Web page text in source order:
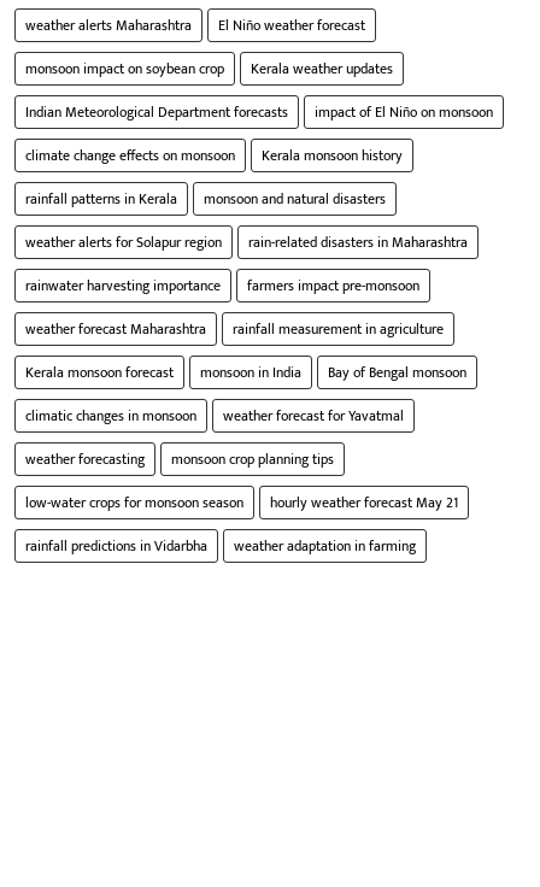
weather alerts Maharashtra
El Niño weather forecast
monsoon impact on soybean crop
Kerala weather updates
Indian Meteorological Department forecasts
impact of El Niño on monsoon
climate change effects on monsoon
Kerala monsoon history
rainfall patterns in Kerala
monsoon and natural disasters
weather alerts for Solapur region
rain-related disasters in Maharashtra
rainwater harvesting importance
farmers impact pre-monsoon
weather forecast Maharashtra
rainfall measurement in agriculture
Kerala monsoon forecast
monsoon in India
Bay of Bengal monsoon
climatic changes in monsoon
weather forecast for Yavatmal
weather forecasting
monsoon crop planning tips
low-water crops for monsoon season
hourly weather forecast May 21
rainfall predictions in Vidarbha
weather adaptation in farming